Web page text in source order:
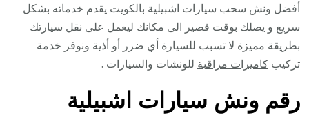
أفضل ونش سحب سيارات اشبيلية بالكويت يقدم خدماته بشكل
سريع و يصلك بوقت قصير الى مكانك ليعمل على نقل سيارتك
بطريقة مميزة لا تسبب للسيارة أي ضرر أو أذية ونوفر خدمة
تركيبكاميرات مراقبة للونشات والسيارات .
رقمونش سيارات اشبيلية